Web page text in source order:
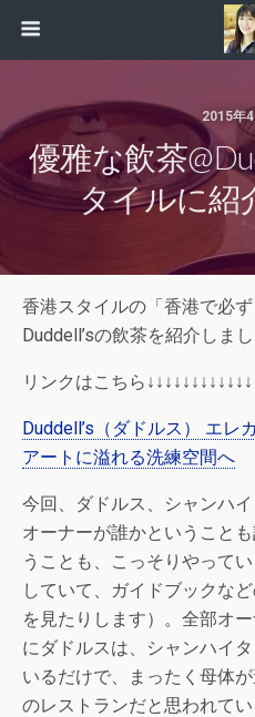
2015年
優雅な飲茶
タイルに紹
香港スタイルの「香港で必
Duddell’sの飲茶を紹介しま
リンクはこちら
Duddell’s（ダドルス） エレ
アートに溢れる洗練空間へ
今回、ダドルス、シャンハ
オーナーが誰かということ
うことも、こっそりやって
していて、ガイドブックな
を見たりします）。全部オ
にダドルスは、シャンハイ
いるだけで、まったく母体
のレストランだと思われて